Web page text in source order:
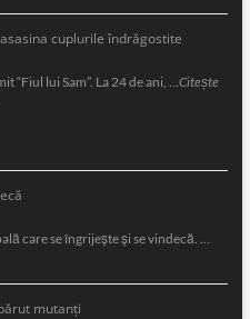
cuplurile îndrăgostite
“Fiul lui Sam”. La 24 de ani, … Citește
care se îngrijeşte şi se vindecă. …
mutanți